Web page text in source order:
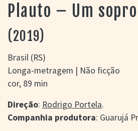
CINEMA GAÚCHO
> APRESENTAÇÃO
> BUSCA AVANÇADA
> LISTA DE FILMES
> FILMOGRAFIAS DE
CINEASTAS
> DISCOGRAFIAS
CONTATO E
LOCALIZAÇÃO
Plauto – Um
(2019)
Brasil (RS)
Longa-metragem | Não ficção
cor, 89 min
Direção: Rodrigo Portela.
Companhia produtora: Guarujá